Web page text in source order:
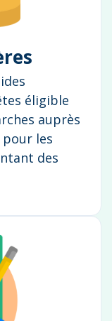
éligible
auprès
les
des